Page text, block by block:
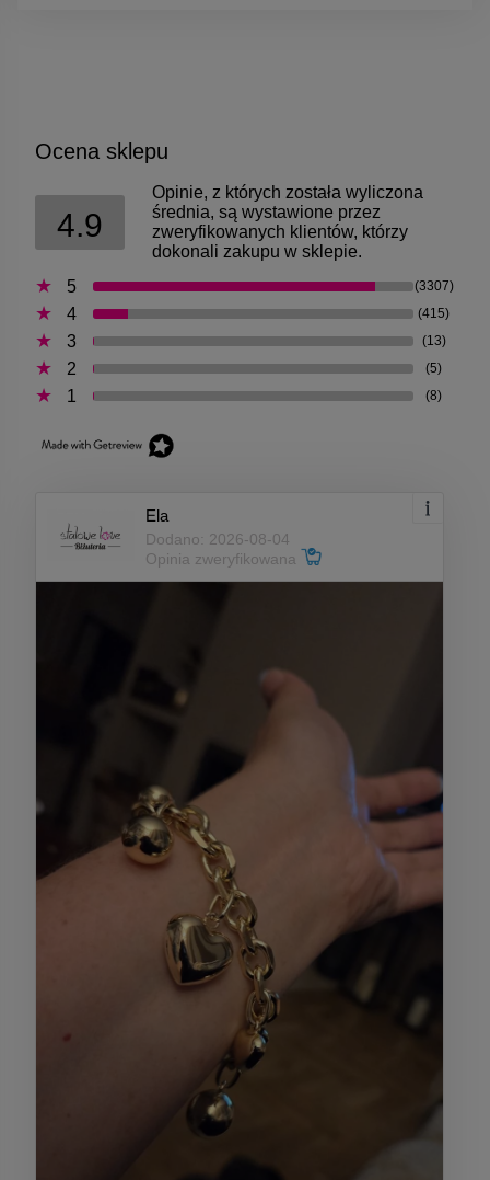
Ocena sklepu
4.9
Opinie, z których została wyliczona
średnia, są wystawione przez
zweryfikowanych klientów, którzy
dokonali zakupu w sklepie.
5
(3307)
4 (415)
3 (13)
2 (5)
1 (8)
Ela
Dodano: 2026-08-04
Opinia zweryfikowana